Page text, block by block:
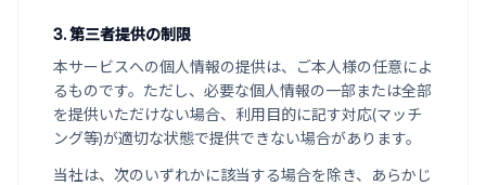
3. 第三者提供の制限
本サービスへの個人情報の提供は、ご本人様の任意によ
るものです。ただし、必要な個人情報の一部または全部
を提供いただけない場合、利用目的に記す対応(マッチ
ング等)が適切な状態で提供できない場合があります。
当社は、次のいずれかに該当する場合を除き、あらかじ